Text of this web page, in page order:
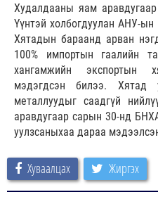
Худалдааны яам
Үүнтэй холбогдуулан АНУ-
Хятадын бараанд арван
100% импортын гаалийн
хангамжийн экспортын
мэдэгдсэн билээ.
металлуудыг саадгүй
аравдугаар сарын 30-нд
уулзсаныхаа дараа
Хуваалцах Жиргэх